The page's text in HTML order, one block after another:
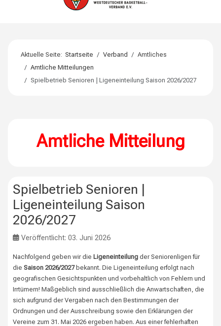
Aktuelle Seite:Startseite Verband
Amtliches
Amtliche Mitteilungen
Spielbetrieb Senioren | Ligeneinteilung Saison 2026/2027
Amtliche Mitteilung
Spielbetrieb Senioren |
Ligeneinteilung Saison
2026/2027
Veröffentlicht: 03. Juni 2026
Nachfolgend geben wir dieLigeneinteilung der Seniorenligen für
dieSaison 2026/2027bekannt. Die Ligeneinteilung erfolgt nach
geografischen Gesichtspunkten und vorbehaltlich von Fehlern und
Irrtümern! Maßgeblich sind ausschließlich die Anwartschaften, die
sich aufgrund der Vergaben nach den Bestimmungen der
Ordnungen und der Ausschreibung sowie den Erklärungen der
Vereine zum 31. Mai 2026 ergeben haben. Aus einer fehlerhaften